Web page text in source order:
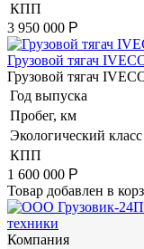
КПП
3 950 000 Р
Грузовой тягач
Грузовой тягач
Год выпуска
Пробег, км
Экологический класс
КПП
1 600 000 Р
Товар добавлен в
техники
Компания